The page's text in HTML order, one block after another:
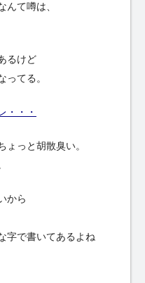
んて噂は、
るけど
ってる。
・・・
ょっと胡散臭い。
から
字で書いてあるよね